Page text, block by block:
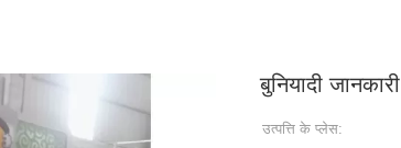
बुनियादी जानकारी
उत्पत्ति के प्लेस: